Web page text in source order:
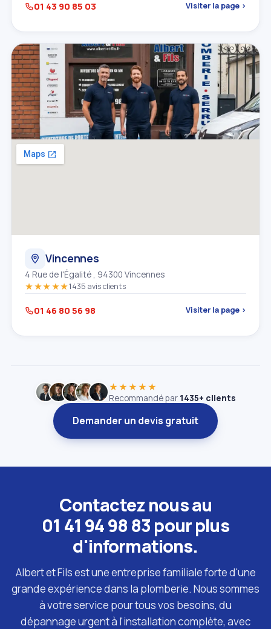
01 43 90 85 03 Visiter la page ›
Vincennes
4 Rue de l'Égalité , 94300 Vincennes
★★★★★1435 avis clients
01 46 80 56 98 Visiter la page ›
★★★★★
Recommandé par 1435+ clients
Demander un devis gratuit
Contactez nous au
01 41 94 98 83 pour plus
d'informations.
Albert et Fils est une entreprise familiale forte d'une
grande expérience dans la plomberie. Nous sommes
à votre service pour tous vos besoins, du
dépannage urgent à l'installation complète, avec